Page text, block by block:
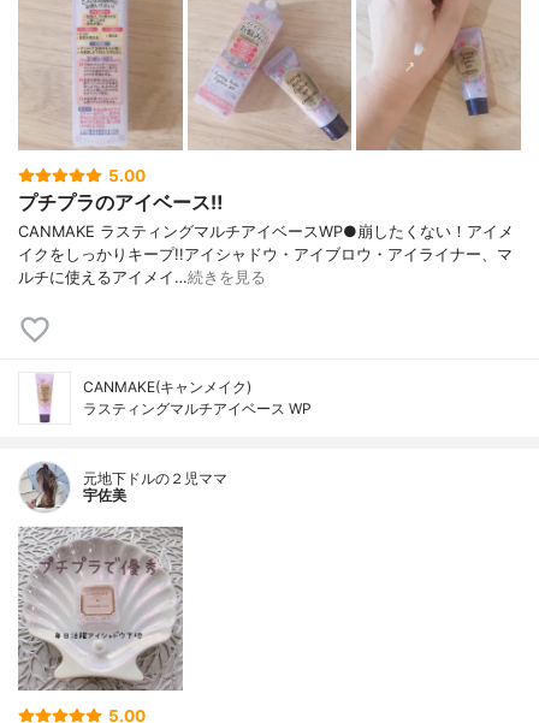
5.00
プチプラのアイベース‼︎
CANMAKE ラスティングマルチアイベースWP●崩したくない！アイメ
イクをしっかりキープ!!アイシャドウ・アイブロウ・アイライナー、マ
ルチに使えるアイメイ…続きを見る
CANMAKE(キャンメイク)
ラスティングマルチアイベース WP
元地下ドルの２児ママ
宇佐美
5.00